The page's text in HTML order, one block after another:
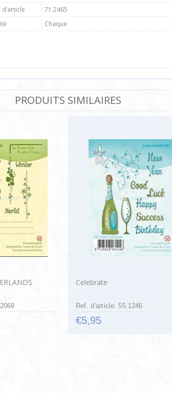
71.2465
Chaque
PRODUITS SIMILAIRES
Celebrate
Ref. d’article: 55.1246
€5,95